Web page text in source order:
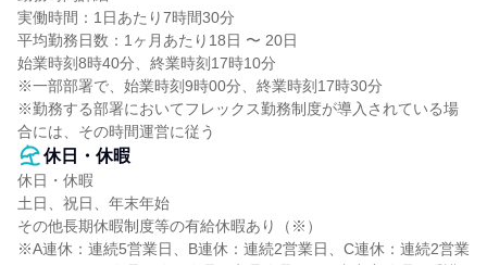
実働時間：1日あたり7時間30分
平均勤務日数：1ヶ月あたり18日 〜 20日
始業時刻8時40分、終業時刻17時10分
※一部部署で、始業時刻9時00分、終業時刻17時30分
※勤務する部署においてフレックス勤務制度が導入されている場
合には、その時間運営に従う
休日・休暇
休日・休暇
土日、祝日、年末年始
その他長期休暇制度等の有給休暇あり（※）
※A連休：連続5営業日、B連休：連続2営業日、C連休：連続2営業